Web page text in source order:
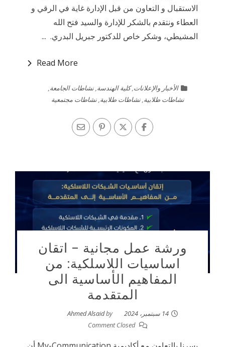
الاستقبال و التعاون من قبل الإدارة غاية في الرقي و
العطاء ونتقدم بالشكر للإدارة والسيد فتح الله
المشيطي، وشكر خاص للدكتور جبريل البدري. ...
Read More
الأخبار والإعلانات,كلية الهندسة,نشاطات الجامعة,
نشاطات طلابية,نشاطات طلابية,نشاطات مجتمعية
ورشة عمل مجانية – اتقان
اساسيات اللاسلكية: من
المفاهيم الأساسية الى
المتقدمة
14 سبتمبر، 2024 by
Ahmed Alsaid
Comment Closed